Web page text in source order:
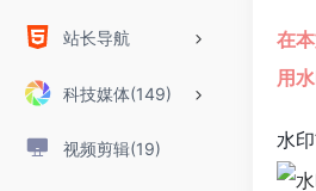
站长导航
科技媒体(149)
视频剪辑(19)
在
用
水